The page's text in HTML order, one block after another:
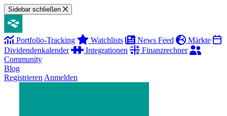
Sidebar schließen
Portfolio-Tracking Watchlists News Feed
Märkte
Dividendenkalender
Integrationen
Finanzrechner
Community
Blog
Registrieren Anmelden